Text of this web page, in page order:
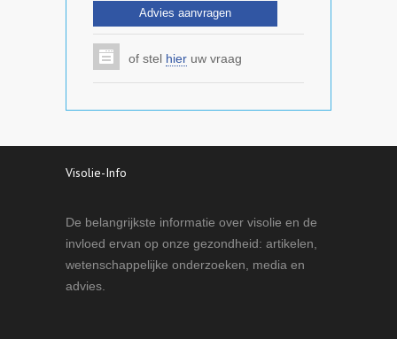
of stel hier uw vraag
Visolie-Info
De belangrijkste informatie over visolie en de
invloed ervan op onze gezondheid: artikelen,
wetenschappelijke onderzoeken, media en
advies.